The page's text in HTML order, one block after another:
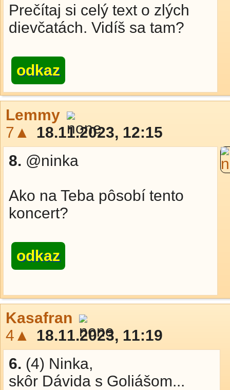
Prečítaj si celý text o zlých
dievčatách. Vidíš sa tam?
odkaz
Lemmy
7▲
18.11.2023, 12:15
8. @ninka
Ako na Teba pôsobí tento
koncert?
odkaz
Kasafran
4▲
18.11.2023, 11:19
6. (4) Ninka,
skôr Dávida s Goliášom...